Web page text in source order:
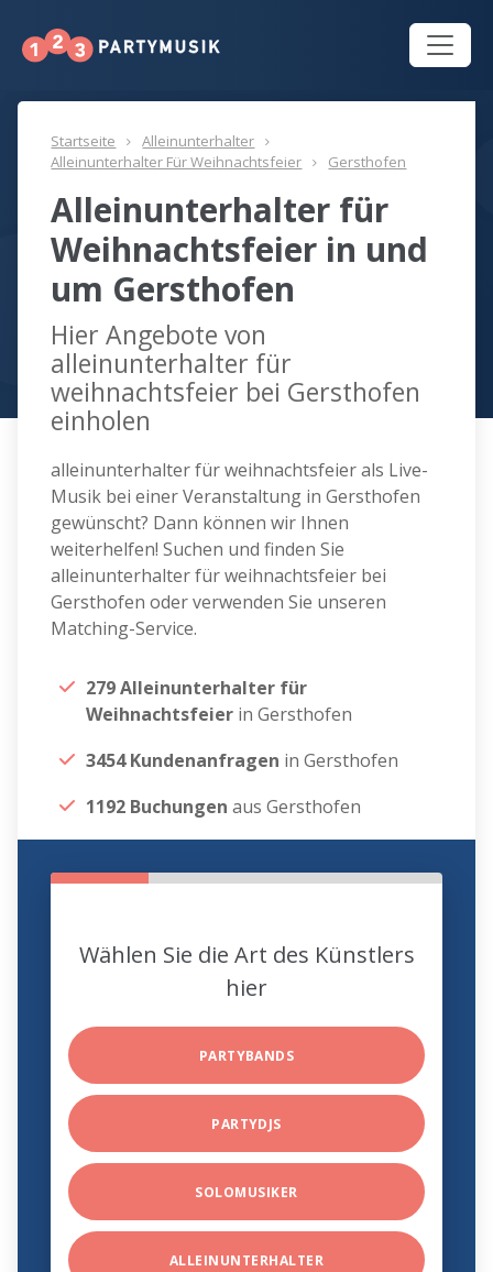
Startseite
Alleinunterhalter
Alleinunterhalter Für Weihnachtsfeier
Gersthofen
Alleinunterhalter für
Weihnachtsfeier in und
um Gersthofen
Hier Angebote von
alleinunterhalter für
weihnachtsfeier bei Gersthofen
einholen
alleinunterhalter für weihnachtsfeier als Live-
Musik bei einer Veranstaltung in Gersthofen
gewünscht? Dann können wir Ihnen
weiterhelfen! Suchen und finden Sie
alleinunterhalter für weihnachtsfeier bei
Gersthofen oder verwenden Sie unseren
Matching-Service.
279 Alleinunterhalter für
Weihnachtsfeier in Gersthofen
3454 Kundenanfragen in Gersthofen
1192 Buchungen aus Gersthofen
Wählen Sie die Art des Künstlers
hier
PARTYBANDS
PARTYDJS
SOLOMUSIKER
ALLEINUNTERHALTER